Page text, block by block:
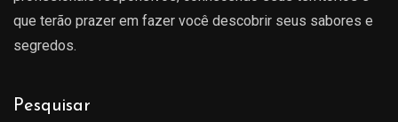
que terão prazer em fazer você descobrir seus sabores e
segredos.
Pesquisar